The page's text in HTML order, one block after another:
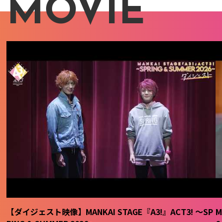
MOVIE
【ダイジェスト映像】MANKAI STAGE『A3!』ACT3! ～SP